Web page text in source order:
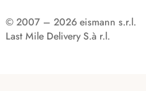
© 2007 – 2026 eismann s.r.l.
Last Mile Delivery S.à r.l.